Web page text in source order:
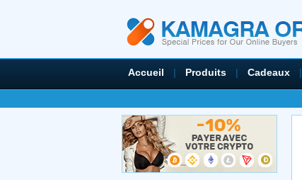
Accueil | Produits | Cadeaux |